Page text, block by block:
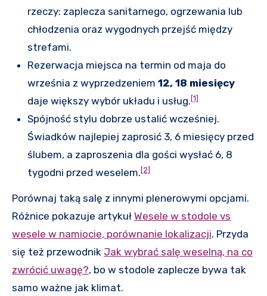
rzeczy: zaplecza sanitarnego, ogrzewania lub
chłodzenia oraz wygodnych przejść między
strefami.
Rezerwacja miejsca na termin od maja do
września z wyprzedzeniem 12, 18 miesięcy
daje większy wybór układu i usług.[1]
Spójność stylu dobrze ustalić wcześniej.
Świadków najlepiej zaprosić 3, 6 miesięcy przed
ślubem, a zaproszenia dla gości wysłać 6, 8
tygodni przed weselem.[2]
Porównaj taką salę z innymi plenerowymi opcjami.
Różnice pokazuje artykuł Wesele w stodole vs
wesele w namiocie, porównanie lokalizacji. Przyda
się też przewodnik Jak wybrać salę weselną, na co
zwrócić uwagę?, bo w stodole zaplecze bywa tak
samo ważne jak klimat.